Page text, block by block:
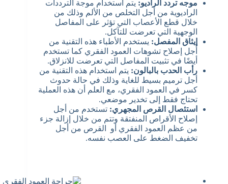
موجه تردد الراديو: يتم استخدام موجة الترددات
الراديوية من أجل التخلص من الألم وذلك من
خلال قطع الأعصاب التي تؤثر على المفاصل
الوجهية التي تعرضت للتآكل.
إيثاق المفصل: يستخدم الأطباء هذه التقنية من
أجل إصلاح تشوهات العمود الفقري كما تستخدم
أيضًا في تثبيت المفاصل التي تعرضت للانزلاق.
رأب الحدب بالبالون: يتم استخدام هذه التقنية من
أجل ترميم بسيط للغاية وذلك في حالة حدوث
كسر في العمود الفقري، مع العلم أن هذه العملية
تحتاج فقط إلى تخدير موضعي.
استئصال القرص المجهري: تستخدم من أجل
إصلاح الأقراص المنفتقة وتتم من خلال إزالة جزء
من عظم العمود الفقري أو القرص من أجل
تخفيف الضغط على العصب نفسه.